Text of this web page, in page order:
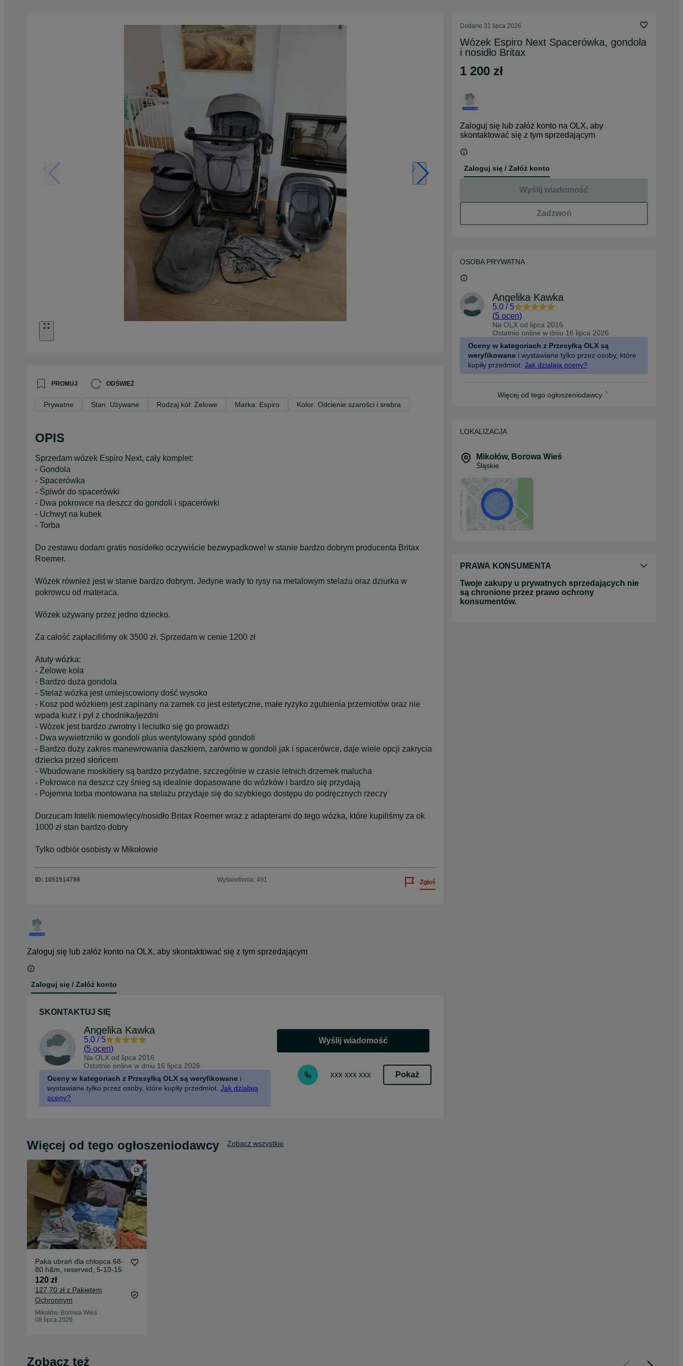
PROMUJ ODŚWIEŻ
Prywatne Stan: Używane Rodzaj kół: Żelowe Marka: Espiro Kolor: Odcienie szarości i srebra
OPIS
Sprzedam wózek Espiro Next, cały komplet:
- Gondola
- Spacerówka
- Śpiwór do spacerówki
- Dwa pokrowce na deszcz do gondoli i spacerówki
- Uchwyt na kubek
- Torba
Do zestawu dodam gratis nosidełko oczywiście bezwypadkowe! w stanie bardzo dobrym producenta Britax
Roemer.
Wózek również jest w stanie bardzo dobrym. Jedyne wady to rysy na metalowym stelażu oraz dziurka w
pokrowcu od materaca.
Wózek używany przez jedno dziecko.
Za całość zapłaciliśmy ok 3500 zł. Sprzedam w cenie 1200 zł
Atuty wózka:
- Żelowe koła
- Bardzo duża gondola
- Stelaż wózka jest umiejscowiony dość wysoko
- Kosz pod wózkiem jest zapinany na zamek co jest estetyczne, małe ryzyko zgubienia przemiotów oraz nie
wpada kurz i pył z chodnika/jezdni
- Wózek jest bardzo zwrotny i leciutko się go prowadzi
- Dwa wywietrzniki w gondoli plus wentylowany spód gondoli
- Bardzo duży zakres manewrowania daszkiem, zarówno w gondoli jak i spacerówce, daje wiele opcji zakrycia
dziecka przed słońcem
- Wbudowane moskitiery są bardzo przydatne, szczególnie w czasie letnich drzemek malucha
- Pokrowce na deszcz czy śnieg są idealnie dopasowane do wózków i bardzo się przydają
- Pojemna torba montowana na stelażu przydaje się do szybkiego dostępu do podręcznych rzeczy
Dorzucam fotelik niemowlęcy/nosidło Britax Roemer wraz z adapterami do tego wózka, które kupiliśmy za ok
1000 zł stan bardzo dobry
Tylko odbiór osobisty w Mikołowie
ID: 1051514786 Wyświetlenia: 491 Zgłoś
Zaloguj się lub załóż konto na OLX, aby skontaktować się z tym sprzedającym
Zaloguj się / Załóż konto
SKONTAKTUJ SIĘ
Angelika Kawka
5.0 / 5
(5 ocen)
Na OLX od lipca 2016
Ostatnio online w dniu 16 lipca 2026
Oceny w kategoriach z Przesyłką OLX są weryfikowane i
wystawiane tylko przez osoby, które kupiły przedmiot. Jak działają
oceny?
Wyślij wiadomość
xxx xxx xxx Pokaż
Dodane 31 lipca 2026
Wózek Espiro Next Spacerówka, gondola
i nosidło Britax
1 200 zł
Zaloguj się lub załóż konto na OLX, aby
skontaktować się z tym sprzedającym
Zaloguj się / Załóż konto
Wyślij wiadomość
Zadzwoń
OSOBA PRYWATNA
Angelika Kawka
5.0 / 5
(5 ocen)
Na OLX od lipca 2016
Ostatnio online w dniu 16 lipca 2026
Oceny w kategoriach z Przesyłką OLX są
weryfikowane i wystawiane tylko przez osoby, które
kupiły przedmiot. Jak działają oceny?
Więcej od tego ogłoszeniodawcy
LOKALIZACJA
Mikołów, Borowa Wieś
Śląskie
PRAWA KONSUMENTA
Twoje zakupy u prywatnych sprzedających nie
są chronione przez prawo ochrony
konsumentów.
Więcej od tego ogłoszeniodawcy Zobacz wszystkie
Paka ubrań dla chłopca 68-
80 h&m, reserved, 5-10-15
120 zł
127,70 zł z Pakietem
Ochronnym
Mikołów, Borowa Wieś
08 lipca 2026
Zobacz też